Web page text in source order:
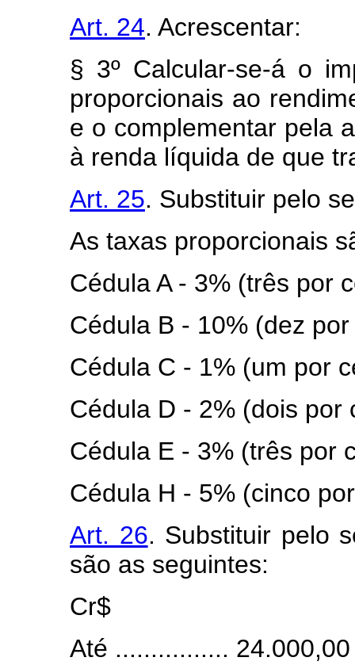
Art. 24. Acrescentar:
§ 3º Calcular-se-á o
proporcionais ao
e o complementar pela
à renda líquida de que
Art. 25. Substituir pelo
As taxas proporcionais
Cédula A - 3% (três por
Cédula B - 10% (dez
Cédula C - 1% (um por
Cédula D - 2% (dois por
Cédula E - 3% (três por
Cédula H - 5% (cinco
Art. 26. Substituir pelo
são as seguintes:
Cr$
Até ................